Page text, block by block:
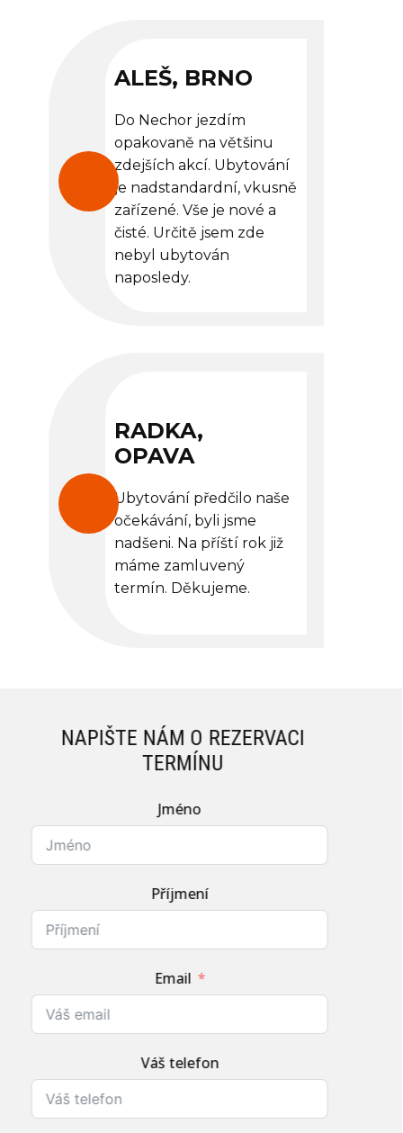
ALEŠ, BRNO
Do Nechor jezdím
opakovaně na většinu
zdejších akcí. Ubytování
je nadstandardní, vkusně
zařízené. Vše je nové a
čisté. Určitě jsem zde
nebyl ubytován
naposledy.
RADKA,
OPAVA
Ubytování předčilo naše
očekávání, byli jsme
nadšeni. Na příští rok již
máme zamluvený
termín. Děkujeme.
NAPIŠTE NÁM O REZERVACI
TERMÍNU
Jméno
Příjmení
Email
Váš telefon